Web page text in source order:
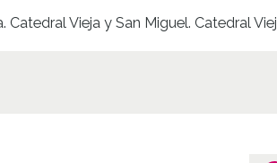
Catedral Vieja y San Miguel. Catedral